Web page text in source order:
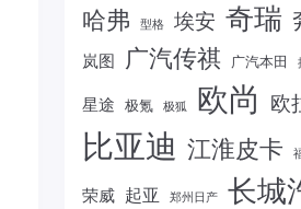
哈弗 型格 埃安 奇瑞
岚图 广汽传祺 广汽本田
星途 极氪 极狐 欧尚 欧
比亚迪 江淮皮卡
荣威 起亚 郑州日产 长城